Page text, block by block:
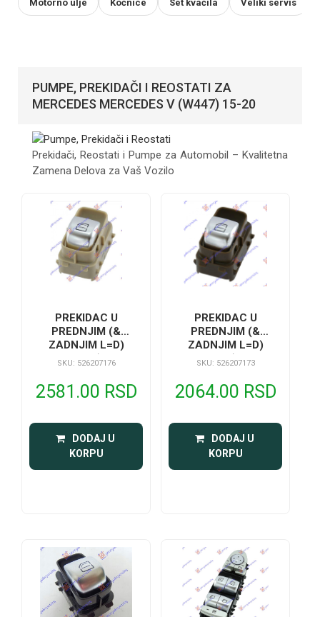
Motorno ulje Kočnice Set kvačila Veliki servis
PUMPE, PREKIDAČI I REOSTATI ZA
MERCEDES MERCEDES V (W447) 15-20
Prekidači, Reostati i Pumpe za Automobil – Kvalitetna
Zamena Delova za Vaš Vozilo
PREKIDAC U
PREDNJIM (&
ZADNJIM L=D)
VRATIMA (KREM
TASTER) (CRVENO
SVETLO) (4 PIN)
SKU: 526207176
2581.00 RSD
DODAJ U
KORPU
PREKIDAC U
PREDNJIM (&
ZADNJIM L=D)
VRATIMA (BRAON
TASTER) (CRVENO
SVETLO) (4 PIN)
SKU: 526207173
2064.00 RSD
DODAJ U
KORPU